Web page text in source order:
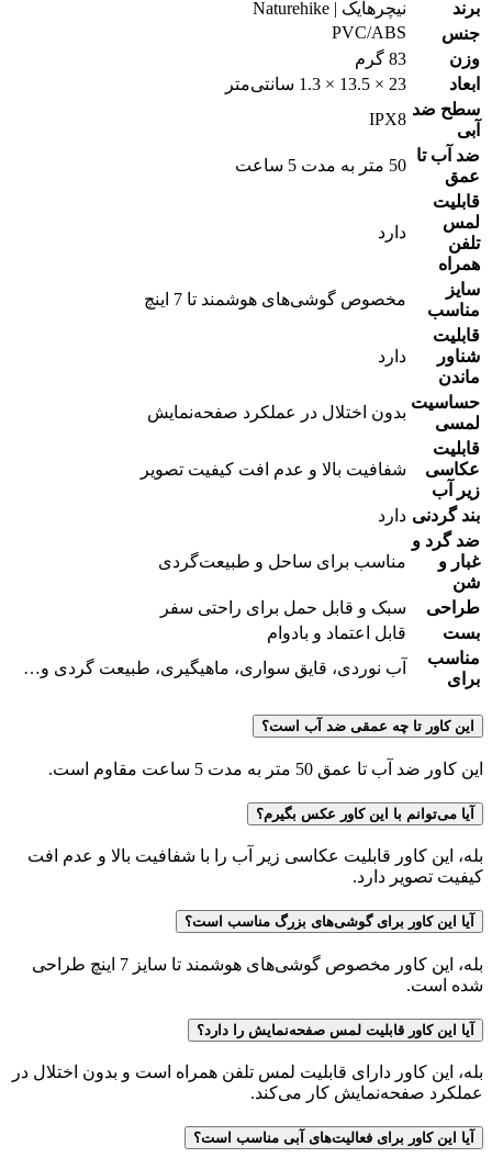
برند
نیچرهایک | Naturehike
جنس
PVC/ABS
وزن
83 گرم
ابعاد
23 × 13.5 × 1.3 سانتی‌متر
سطح ضد
آبی
IPX8
ضد آب تا
عمق
50 متر به مدت 5 ساعت
قابلیت
لمس
تلفن
همراه
دارد
سایز
مناسب
مخصوص گوشی‌های هوشمند تا 7 اینچ
قابلیت
شناور
ماندن
دارد
حساسیت
لمسی
بدون اختلال در عملکرد صفحه‌نمایش
قابلیت
عکاسی
زیر آب
شفافیت بالا و عدم افت کیفیت تصویر
بند گردنی دارد
ضد گرد و
غبار و
شن
مناسب برای ساحل و طبیعت‌گردی
طراحی
سبک و قابل حمل برای راحتی سفر
بست
قابل اعتماد و بادوام
مناسب
برای
آب نوردی، قایق سواری، ماهیگیری، طبیعت گردی و…
این کاور تا چه عمقی ضد آب است؟
این کاور ضد آب تا عمق 50 متر به مدت 5 ساعت مقاوم است.
آیا می‌توانم با این کاور عکس بگیرم؟
بله، این کاور قابلیت عکاسی زیر آب را با شفافیت بالا و عدم افت
کیفیت تصویر دارد.
آیا این کاور برای گوشی‌های بزرگ مناسب است؟
بله، این کاور مخصوص گوشی‌های هوشمند تا سایز 7 اینچ طراحی
شده است.
آیا این کاور قابلیت لمس صفحه‌نمایش را دارد؟
بله، این کاور دارای قابلیت لمس تلفن همراه است و بدون اختلال در
عملکرد صفحه‌نمایش کار می‌کند.
آیا این کاور برای فعالیت‌های آبی مناسب است؟